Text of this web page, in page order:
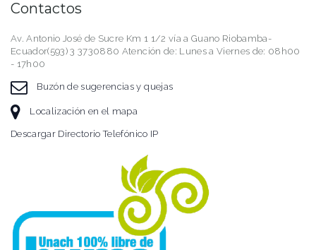
Contactos
Av. Antonio José de Sucre Km 1 1/2 vía a Guano Riobamba-
Ecuador(593) 3 3730880 Atención de: Lunes a Viernes de: 08h00
- 17h00
Buzón de sugerencias y quejas
Localización en el mapa
Descargar Directorio Telefónico IP